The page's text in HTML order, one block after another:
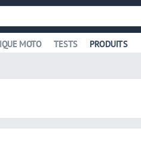
MOTO TESTS PRODUITS